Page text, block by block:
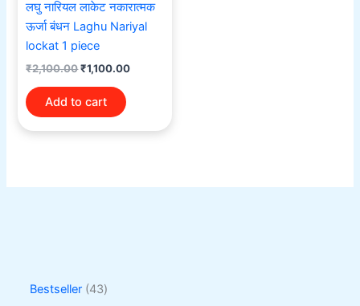
लघु नारियल लाकेट नकारात्मक
ऊर्जा बंधन Laghu Nariyal
lockat 1 piece
₹2,100.00₹1,100.00
Add to cart
Bestseller 43